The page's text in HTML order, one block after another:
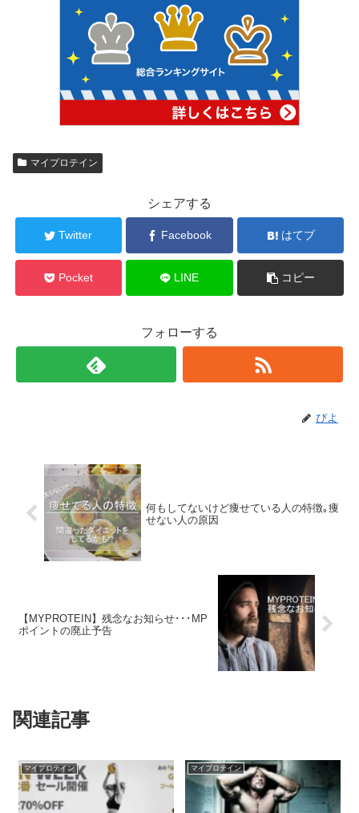
マイプロテイン
シェアする
Twitter Facebook はてブ
Pocket LINE コピー
フォローする
ぴよ
何もしてないけど痩せている人の特徴｡痩
せない人の原因
【MYPROTEIN】残念なお知らせ･･･MP
ポイントの廃止予告
関連記事
マイプロテイン マイプロテイン